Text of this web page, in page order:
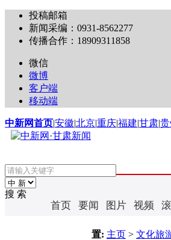
投稿邮箱
新闻采编：0931-8562277
传播合作：18909311858
微信
微博
客户端
移动端
中新网首页|安徽|北京|重庆|福建|甘肃|贵
搜 索
首页 要闻 图片 视频
置: 主页 > 文化旅